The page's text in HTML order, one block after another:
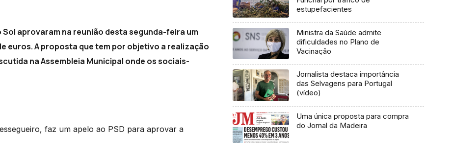
Sol aprovaram na reunião desta segunda-feira um
euros. A proposta que tem por objetivo a realização
na Assembleia Municipal onde os sociais-
faz um apelo ao PSD para aprovar a
estupefacientes
Ministra da Saúde admite
dificuldades no Plano de
Vacinação
Jornalista destaca importância
das Selvagens para Portugal
(vídeo)
Uma única proposta para compra
do Jornal da Madeira